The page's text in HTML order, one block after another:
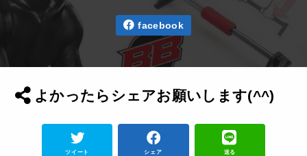
facebook
よかったらシェアお願いします(^^)
ツイート シェア 送る